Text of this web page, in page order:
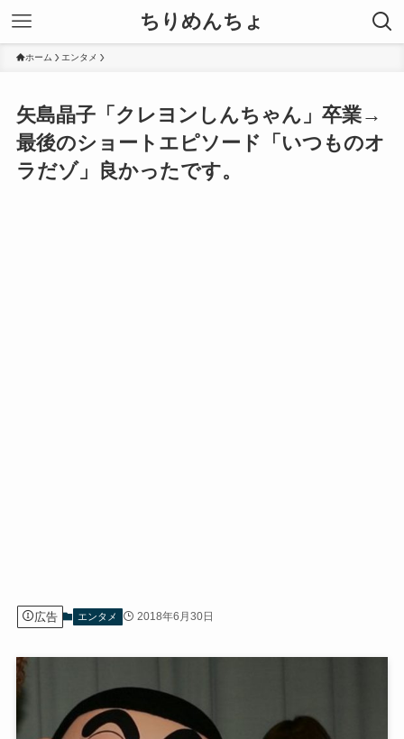
ちりめんちょ
ホーム エンタメ
矢島晶子「クレヨンしんちゃん」卒業→
最後のショートエピソード「いつものオ
ラだゾ」良かったです。
広告 エンタメ 2018年6月30日